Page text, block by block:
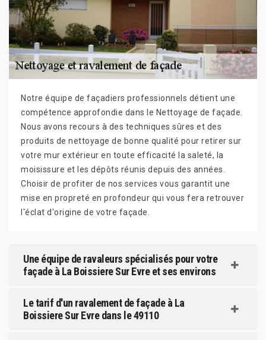
Notre équipe de façadiers professionnels détient une
compétence approfondie dans le Nettoyage de façade.
Nous avons recours à des techniques sûres et des
produits de nettoyage de bonne qualité pour retirer sur
votre mur extérieur en toute efficacité la saleté, la
moisissure et les dépôts réunis depuis des années.
Choisir de profiter de nos services vous garantit une
mise en propreté en profondeur qui vous fera retrouver
l'éclat d'origine de votre façade.
Une équipe de ravaleurs spécialisés pour votre
façade à La Boissiere Sur Evre et ses environs
Le tarif d'un ravalement de façade à La
Boissiere Sur Evre dans le 49110